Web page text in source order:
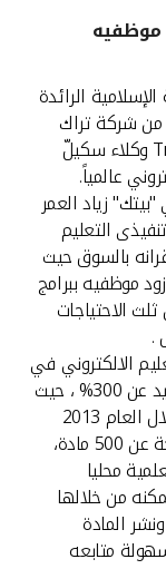
موظفيه
الرائدة
من شركة تراك
للحلول التعليمية Track Learning Solutions وكلاء سكيلّ
عالمياً.
زياد العمر
التعليم
بالسوق حيث
موظفيه ببرامج
الاحتياجات
.
الالكتروني في
"بيتك" بلغ خلال السبع سنوات الماضية ما يزيد عن 300% ، حيث
وصل عدد المستخدمين إلى 882 مستخدم خلال العام 2013
ويزيد عدد البرامج التدريبية الالكترونية المتاحة عن 500 مادة،
محليا
من خلالها
المادة
متابعه